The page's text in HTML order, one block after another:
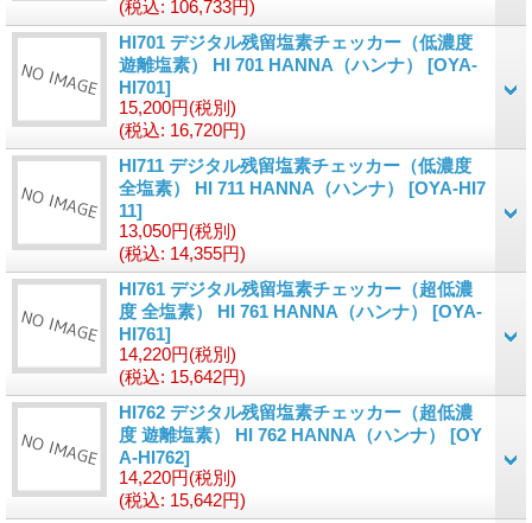
(税込: 106,733円)
HI701 デジタル残留塩素チェッカー（低濃度
遊離塩素） HI 701 HANNA（ハンナ） [OYA-
HI701]
15,200円(税別)
(税込: 16,720円)
HI711 デジタル残留塩素チェッカー（低濃度
全塩素） HI 711 HANNA（ハンナ） [OYA-HI7
11]
13,050円(税別)
(税込: 14,355円)
HI761 デジタル残留塩素チェッカー（超低濃
度 全塩素） HI 761 HANNA（ハンナ） [OYA-
HI761]
14,220円(税別)
(税込: 15,642円)
HI762 デジタル残留塩素チェッカー（超低濃
度 遊離塩素） HI 762 HANNA（ハンナ） [OY
A-HI762]
14,220円(税別)
(税込: 15,642円)